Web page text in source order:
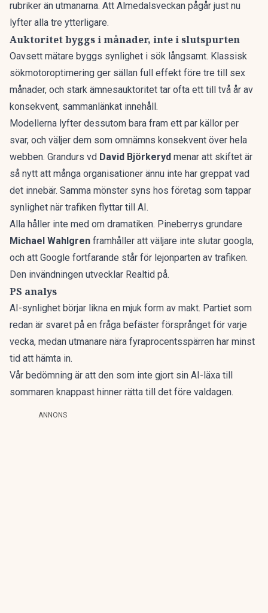
rubriker än utmanarna. Att Almedalsveckan pågår just nu
lyfter alla tre ytterligare.
Auktoritet byggs i månader, inte i slutspurten
Oavsett mätare byggs synlighet i sök långsamt. Klassisk
sökmotoroptimering ger sällan full effekt före tre till sex
månader, och stark ämnesauktoritet tar ofta ett till två år av
konsekvent, sammanlänkat innehåll.
Modellerna lyfter dessutom bara fram ett par källor per
svar, och väljer dem som omnämns konsekvent över hela
webben. Grandurs vd David Björkeryd menar att skiftet är
så nytt att många organisationer ännu inte har greppat vad
det innebär. Samma mönster syns hos företag som tappar
synlighet när trafiken flyttar till AI.
Alla håller inte med om dramatiken. Pineberrys grundare
Michael Wahlgren framhåller att väljare inte slutar googla,
och att Google fortfarande står för lejonparten av trafiken.
Den invändningen utvecklar Realtid på.
PS analys
AI-synlighet börjar likna en mjuk form av makt. Partiet som
redan är svaret på en fråga befäster försprånget för varje
vecka, medan utmanare nära fyraprocentsspärren har minst
tid att hämta in.
Vår bedömning är att den som inte gjort sin AI-läxa till
sommaren knappast hinner rätta till det före valdagen.
ANNONS